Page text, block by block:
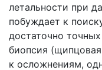
летальности при
побуждает к
достаточно
биопсия
к осложнениям,